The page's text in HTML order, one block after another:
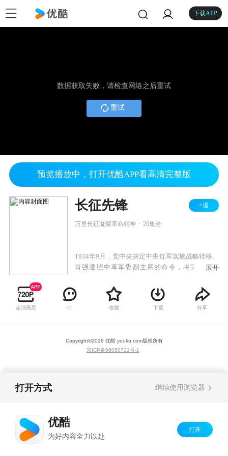
下载APP
数据获取失败，请检查网络之后重试
重试
预览播放中，打开优酷APP看高清完整版
长征先锋 +追
万里长征凝聚革命精神 26集全
1934年9月，党中央决定中央红军实施战略转移。
肖强遵照中革军委副主席的命令，将队伍整编
察和特种作战的任务。众人在肖强带领下，高
呼“利剑除魔，百战兴国！”为红军探听情报，开
山辟路。历经强渡乌江、娄山关战役、二渡赤
移……最终，毛主席通过“兴国之剑”找到的报
纸，得到关键信息，明确了红军长征的目的地
展开
超清画质 41 收藏 下载 分享
Copyright©2026 优酷 youku.com版权所有
京ICP备06050721号-1
打开方式 继续使用浏览器
优酷
为好内容全力以赴
打开